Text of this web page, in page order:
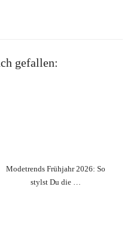
gefallen:
Modetrends Frühjahr 2026: So
stylst Du die …